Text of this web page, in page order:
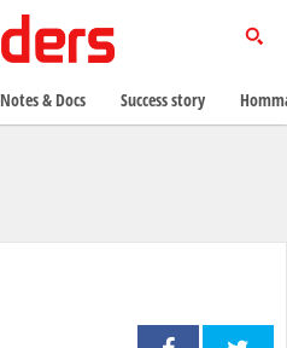
Notes & Docs Success story